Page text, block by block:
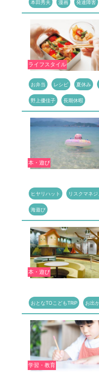
本田秀夫 漫画 発達障害
ライフスタイル
お弁当 レシピ 夏休み
野上優佳子 長期休暇
本・遊び
ヒヤリハット リスクマネジ
海遊び
本・遊び
おとなTOこどもTRiP お出
学習・教育